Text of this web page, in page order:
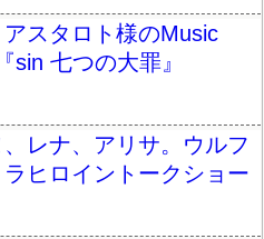
スタロト様のMusic
sin 七つの大罪』
レナ、アリサ。ウルフ
ヒロイントークショー